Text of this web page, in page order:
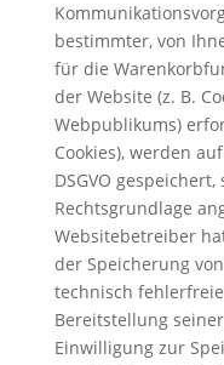
bestimmter, von
für die
der Website (z. B.
Webpublikums)
Cookies), werden
DSGVO
Rechtsgrundlage
Websitebetreiber
der Speicherung
technisch
Bereitstellung
Einwilligung zur